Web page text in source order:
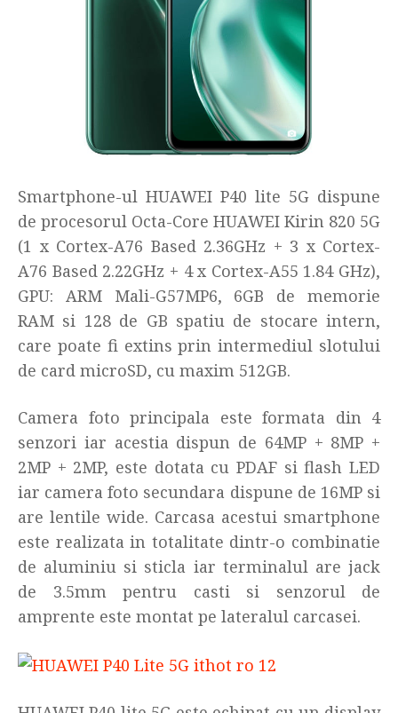
Smartphone-ul HUAWEI P40 lite 5G dispune
de procesorul Octa-Core HUAWEI Kirin 820 5G
(1 x Cortex-A76 Based 2.36GHz + 3 x Cortex-
A76 Based 2.22GHz + 4 x Cortex-A55 1.84 GHz),
GPU: ARM Mali-G57MP6, 6GB de memorie
RAM si 128 de GB spatiu de stocare intern,
care poate fi extins prin intermediul slotului
de card microSD, cu maxim 512GB.
Camera foto principala este formata din 4
senzori iar acestia dispun de 64MP + 8MP +
2MP + 2MP, este dotata cu PDAF si flash LED
iar camera foto secundara dispune de 16MP si
are lentile wide. Carcasa acestui smartphone
este realizata in totalitate dintr-o combinatie
de aluminiu si sticla iar terminalul are jack
de 3.5mm pentru casti si senzorul de
amprente este montat pe lateralul carcasei.